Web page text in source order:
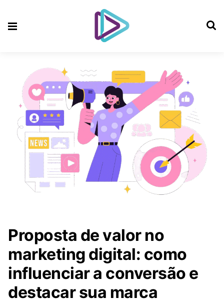
Proposta de valor no
marketing digital: como
influenciar a conversão e
destacar sua marca